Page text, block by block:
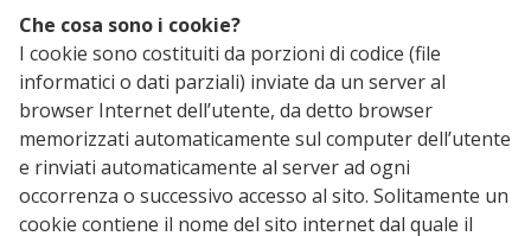
Che cosa sono i cookie?
I cookie sono costituiti da porzioni di codice (file
informatici o dati parziali) inviate da un server al
browser Internet dell’utente, da detto browser
memorizzati automaticamente sul computer dell’utente
e rinviati automaticamente al server ad ogni
occorrenza o successivo accesso al sito. Solitamente un
cookie contiene il nome del sito internet dal quale il